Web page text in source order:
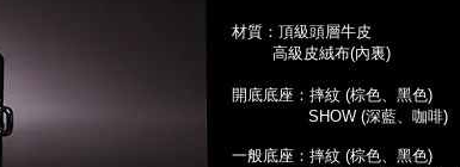
材質：頂級頭層牛皮
高級皮絨布(內裏)
開底底座：摔紋 (棕色、黑色)
SHOW (深藍、咖啡)
一般底座：摔紋 (棕色、黑色)